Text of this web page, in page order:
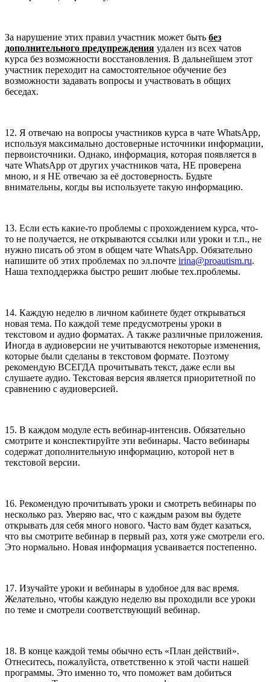
За нарушение этих правил участник может быть без
дополнительного предупреждения удален из всех чатов
курса без возможности восстановления. В дальнейшем этот
участник переходит на самостоятельное обучение без
возможности задавать вопросы и участвовать в общих
беседах.
12. Я отвечаю на вопросы участников курса в чате WhatsApp,
используя максимально достоверные источники информации,
первоисточники. Однако, информация, которая появляется в
чате WhatsApp от других участников чата, НЕ проверена
мною, и я НЕ отвечаю за её достоверность. Будьте
внимательны, когды вы используете такую информацию.
13. Если есть какие-то проблемы с прохождением курса, что-
то не получается, не открываются ссылки или уроки и т.п., не
нужно писать об этом в общем чате WhatsApp. Обязательно
напишите об этих проблемах по эл.почте irina@proautism.ru.
Наша техподдержка быстро решит любые тех.проблемы.
14. Каждую неделю в личном кабинете будет открываться
новая тема. По каждой теме предусмотрены уроки в
текстовом и аудио форматах. А также различные приложения.
Иногда в аудиоверсии не учитываются некоторые изменения,
которые были сделаны в текстовом формате. Поэтому
рекомендую ВСЕГДА прочитывать текст, даже если вы
слушаете аудио. Текстовая версия является приоритетной по
сравнению с аудиоверсией.
15. В каждом модуле есть вебинар-интенсив. Обязательно
смотрите и конспектируйте эти вебинары. Часто вебинары
содержат дополнительную информацию, которой нет в
текстовой версии.
16. Рекомендую прочитывать уроки и смотреть вебинары по
несколько раз. Уверяю вас, что с каждым разом вы будете
открывать для себя много нового. Часто вам будет казаться,
что вы смотрите вебинар в первый раз, хотя уже смотрели его.
Это нормально. Новая информация усваивается постепенно.
17. Изучайте уроки и вебинары в удобное для вас время.
Желательно, чтобы каждую неделю вы проходили все уроки
по теме и смотрели соответствующий вебинар.
18. В конце каждой темы обычно есть «План действий».
Отнеситесь, пожалуйста, ответственно к этой части нашей
программы. Это именно то, что поможет вам добиться